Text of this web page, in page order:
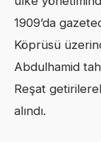
1909’da
Köprüsü
Abdulhamid
Reşat
alındı.